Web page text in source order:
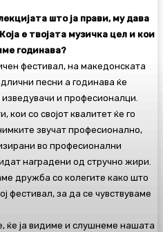
што ја прави, му дава
е твојата музичка цел и кои
годинава?
фестивал, на македонската
песни а годинава ќе
и професионалци.
со својот квалитет ќе го
звучат професионално,
во професионални
наградени од стручно жири.
дружба со колегите како што
фестивал, за да се чувствуваме
ќе ја видиме и слушнеме нашата